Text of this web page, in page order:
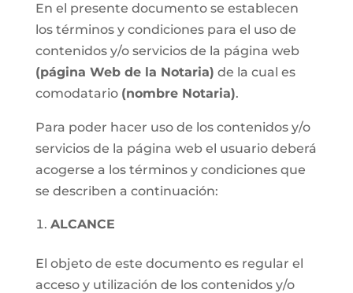
En el presente documento se establecen
los términos y condiciones para el uso de
contenidos y/o servicios de la página web
(página Web de la Notaria) de la cual es
comodatario (nombre Notaria).
Para poder hacer uso de los contenidos y/o
servicios de la página web el usuario deberá
acogerse a los términos y condiciones que
se describen a continuación:
ALCANCE
El objeto de este documento es regular el
acceso y utilización de los contenidos y/o